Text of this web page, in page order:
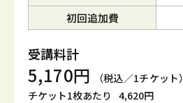
初回追加費
受講料計
5,170円
（税込／1チケット）
チケット1枚あたり 4,620円